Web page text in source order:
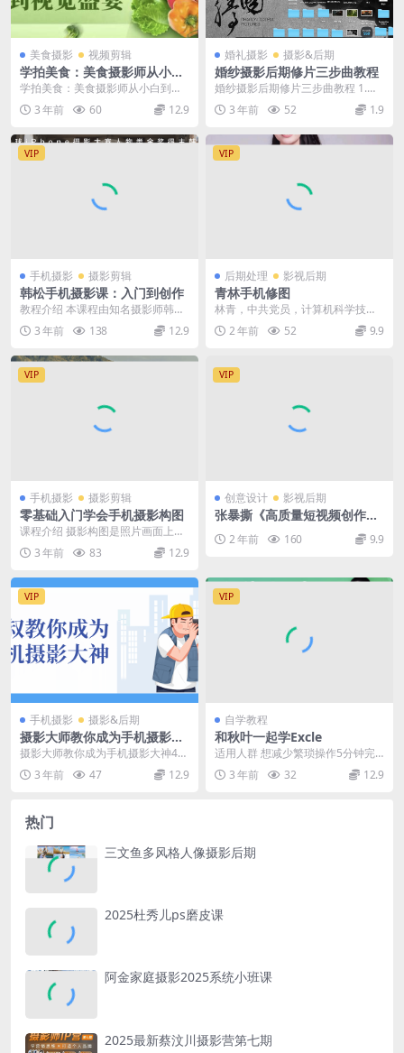
美食摄影 视频剪辑
学拍美食：美食摄影师从小白
到视觉盛宴摄影课程
学拍美食：美食摄影师从小白到视
觉盛宴摄影课程 学拍美食：美食摄
影师从小白到视觉盛...
3 年前 60 12.9
婚礼摄影 摄影&后期
婚纱摄影后期修片三步曲教程
婚纱摄影后期修片三步曲教程 1.画
面色彩统一 2.风格定调 3.光影重塑
3 年前 52 1.9
VIP
手机摄影 摄影剪辑
韩松手机摄影课：入门到创作
教程介绍 本课程由知名摄影师韩松
主讲，是原画册工作室出品的手机
摄影全套系统课程，...
3 年前 138 12.9
VIP
后期处理 影视后期
青林手机修图
林青，中共党员，计算机科学技术
学院2020级博士生，主要研究方向
为计算机视觉、数...
2 年前 52 9.9
VIP
手机摄影 摄影剪辑
零基础入门学会手机摄影构图
课程介绍 摄影构图是照片画面上的
布局、结构。其具体含义是运用相
机镜头的成像特征和...
3 年前 83 12.9
VIP
创意设计 影视后期
张暴撕《高质量短视频创作
2 年前 160 9.9
VIP
手机摄影 摄影&后期
摄影大师教你成为手机摄影大
神48课
摄影大师教你成为手机摄影大神48
课 摄影作为一种迅速普及的兴趣爱
好，它不仅是一种...
3 年前 47 12.9
VIP
自学教程
和秋叶一起学Excle
适用人群 想减少繁琐操作5分钟完
成2小时工作量的人 想高效准确的
完成各类统计报表...
3 年前 32 12.9
热门
三文鱼多风格人像摄影后期
2025杜秀儿ps磨皮课
阿金家庭摄影2025系统小班课
2025最新蔡汶川摄影营第七期